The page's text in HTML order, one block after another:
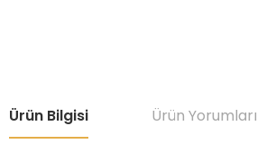
Ürün Bilgisi Ürün Yorumları